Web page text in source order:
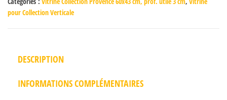
pour Collection Verticale
DESCRIPTION
INFORMATIONS COMPLÉMENTAIRES